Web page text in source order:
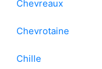
Chevreaux
Chevrotaine
Chille